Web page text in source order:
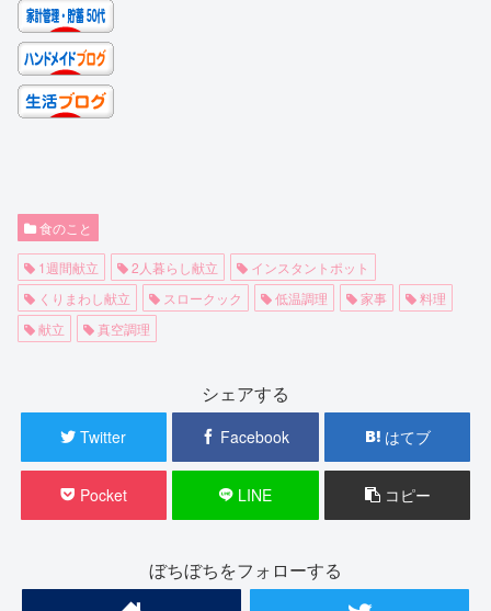
食のこと
1週間献立 2人暮らし献立
インスタントポット
くりまわし献立
スロークック 低温調理 家事
料理
献立
真空調理
シェアする
Twitter Facebook はてブ
Pocket LINE コピー
ぼちぼちをフォローする